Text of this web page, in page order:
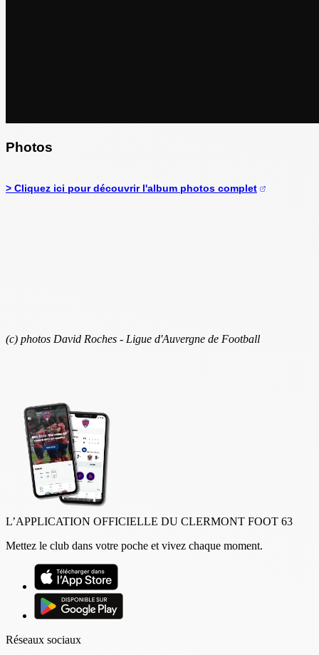
Photos
> Cliquez ici pour découvrir l'album photos complet
(c) photos David Roches - Ligue d'Auvergne de Football
L’APPLICATION OFFICIELLE DU CLERMONT FOOT 63
Mettez le club dans votre poche et vivez chaque moment.
Réseaux sociaux